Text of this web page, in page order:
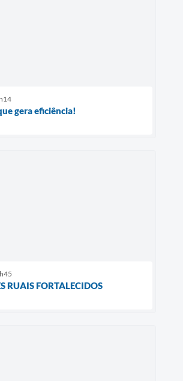
gera eficiência!
RUAIS FORTALECIDOS